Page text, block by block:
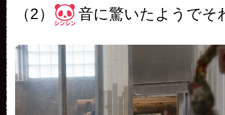
（2） 音に驚いたようでそ